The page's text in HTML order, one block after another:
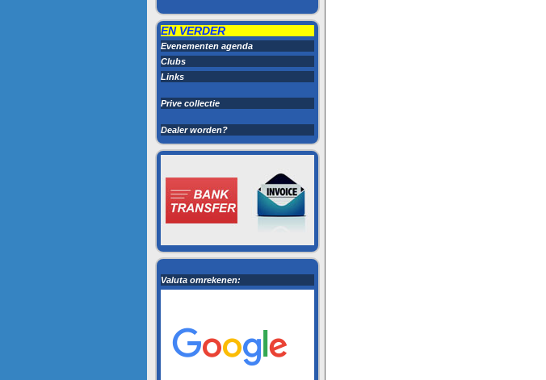
EN VERDER
Evenementen agenda
Clubs
Links
Prive collectie
Dealer worden?
Valuta omrekenen: